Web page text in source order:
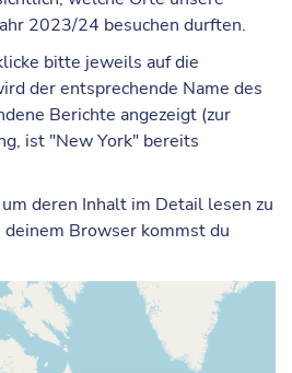
2023/24 besuchen durften.
bitte jeweils auf die
der entsprechende Name des
Berichte angezeigt (zur
ist "New York" bereits
deren Inhalt im Detail lesen zu
Browser kommst du